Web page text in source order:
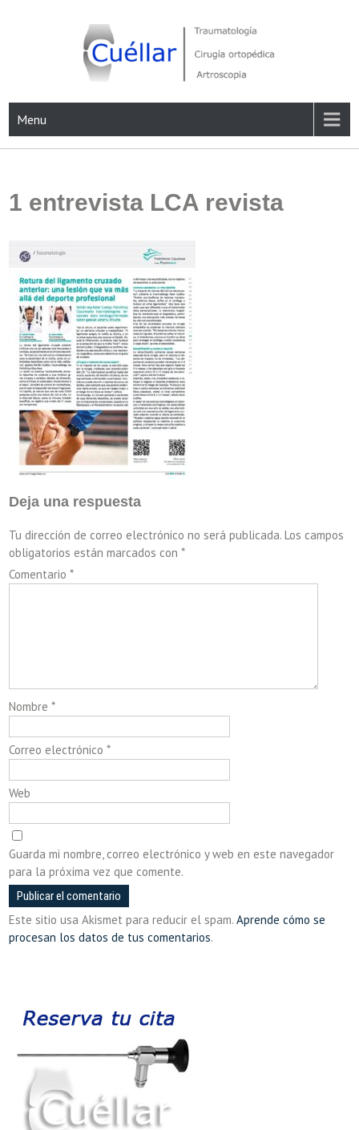
Menu
1 entrevista LCA revista
Deja una respuesta
Tu dirección de correo electrónico no será publicada. Los campos
obligatorios están marcados con*
Comentario*
Nombre*
Correo electrónico*
Web
Guarda mi nombre, correo electrónico y web en este navegador
para la próxima vez que comente.
Este sitio usa Akismet para reducir el spam.Aprende cómo se
procesan los datos de tus comentarios.